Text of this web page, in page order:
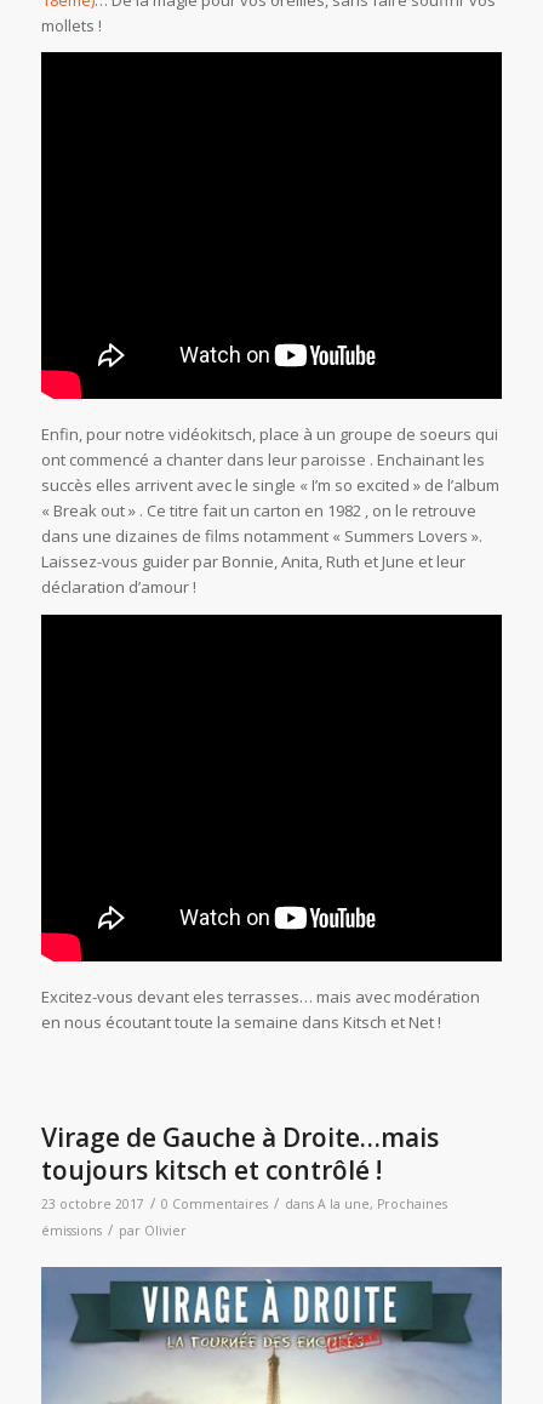
mollets !
Enfin, pour notre vidéokitsch, place à un groupe de soeurs qui
ont commencé a chanter dans leur paroisse . Enchainant les
succès elles arrivent avec le single « I’m so excited » de l’album
« Break out » . Ce titre fait un carton en 1982 , on le retrouve
dans une dizaines de films notamment « Summers Lovers ».
Laissez-vous guider par Bonnie, Anita, Ruth et June et leur
déclaration d’amour !
Excitez-vous devant eles terrasses… mais avec modération
en nous écoutant toute la semaine dans Kitsch et Net !
Virage de Gauche à Droite…mais
toujours kitsch et contrôlé !
23 octobre 2017 / 0 Commentaires / dans A la une, Prochaines
émissions / par Olivier